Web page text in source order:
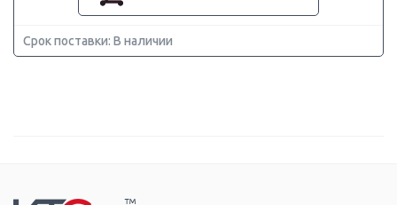
Срок поставки: В наличии